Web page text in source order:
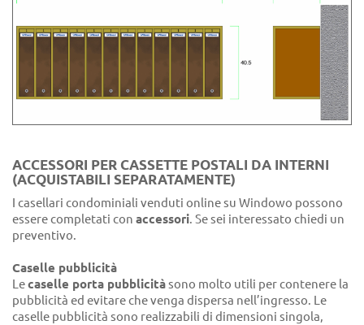
ACCESSORI PER CASSETTE POSTALI DA INTERNI
(ACQUISTABILI SEPARATAMENTE)
I casellari condominiali venduti online su Windowo possono
essere completati con accessori. Se sei interessato chiedi un
preventivo.
Caselle pubblicità
Lecaselle porta pubblicitàsono molto utili per contenere la
pubblicità ed evitare che venga dispersa nell’ingresso. Le
caselle pubblicità sono realizzabili di dimensioni singola,